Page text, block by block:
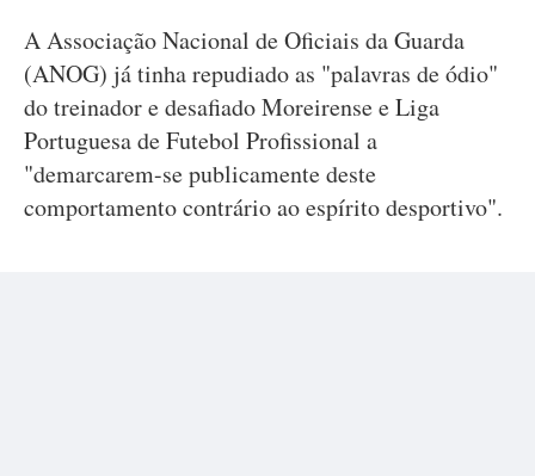
A Associação Nacional de Oficiais da Guarda
(ANOG) já tinha repudiado as "palavras de ódio"
do treinador e desafiado Moreirense e Liga
Portuguesa de Futebol Profissional a
"demarcarem-se publicamente deste
comportamento contrário ao espírito desportivo".